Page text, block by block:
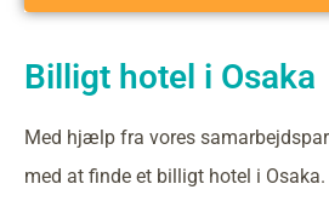
Billigt hotel i Osaka
Med hjælp fra vores
med at finde et billigt hotel i Osaka.